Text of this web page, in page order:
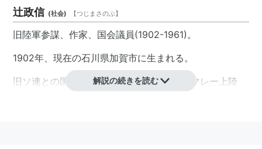
辻政信 (社会) 【つじまさのぶ】
旧陸軍参謀、作家、国会議員(1902-1961)。
1902年、現在の石川県加賀市に生まれる。
旧ソ連との国境紛争のノモンハン事件や、マレー上陸
解説の続きを読む